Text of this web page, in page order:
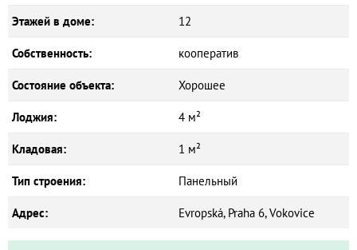
Этажей в доме: 12
Собственность: кооператив
Состояние объекта: Хорошее
Лоджия: 4 м²
Кладовая: 1 м²
Тип строения: Панельный
Адрес: Evropská, Praha 6, Vokovice